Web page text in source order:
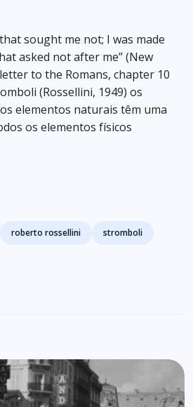
sought me not; I was made
asked not after me” (New
to the Romans, chapter 10
(Rossellini, 1949) os
elementos naturais têm uma
os elementos físicos
roberto rossellini
stromboli